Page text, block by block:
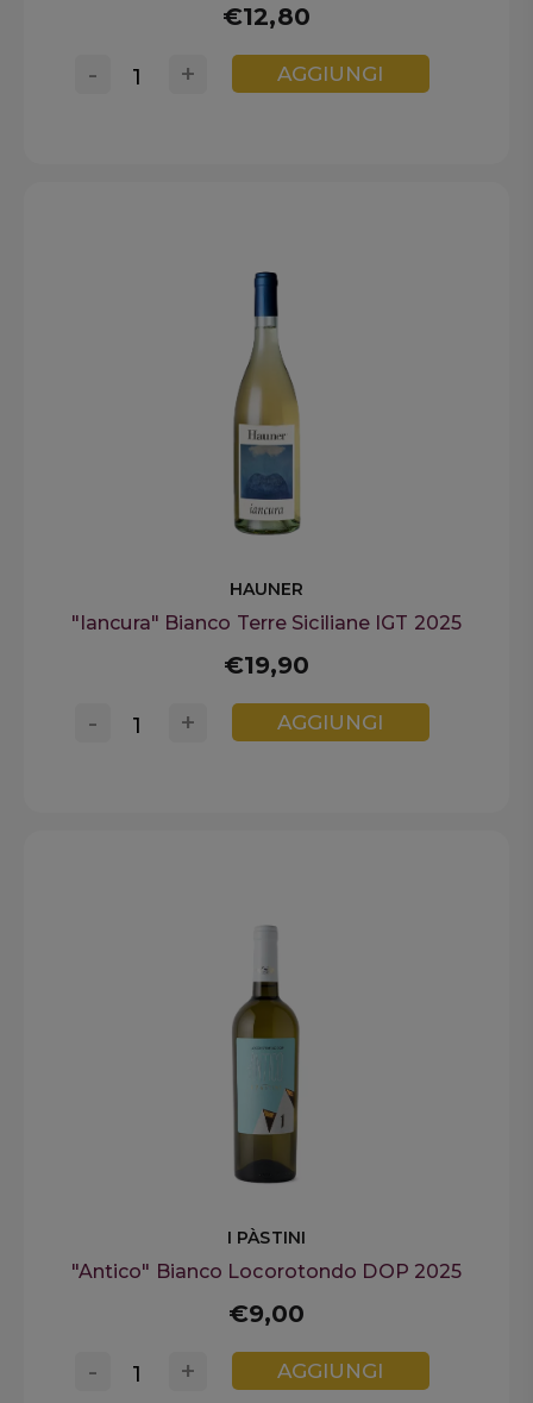
€12,80
+
- AGGIUNGI
HAUNER
"Iancura" Bianco Terre Siciliane IGT 2025
€19,90
+
- AGGIUNGI
I PÀSTINI
"Antico" Bianco Locorotondo DOP 2025
€9,00
+
- AGGIUNGI